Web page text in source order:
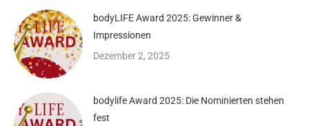
bodyLIFE Award 2025: Gewinner &
Impressionen
Dezember 2, 2025
bodylife Award 2025: Die Nominierten stehen
fest